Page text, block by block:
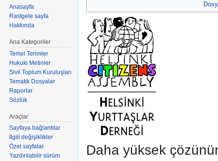
Daha yüksek
Anasayfa
Rastgele sayfa
Hakkında
Ana Kategoriler
Temel Terimler
Hukuki Metinler
Sivil Toplum Kuruluşları
Tematik Dosyalar
Raporlar
Sözlük
Araçlar
Sayfaya bağlantılar
İlgili değişiklikler
Özel sayfalar
Yazdırılabilir sürüm